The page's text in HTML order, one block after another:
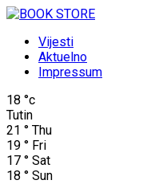
Vijesti
Aktuelno
Impressum
18 °c
Tutin
21 ° Thu
19 ° Fri
17 ° Sat
18 ° Sun